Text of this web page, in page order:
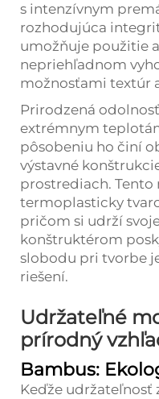
s intenzívnym
rozhodujúca
umožňuje použitie
nepriehľadnom
možnosťami textúr
Prirodzená
extrémnym
pôsobeniu ho činí
výstavné
prostrediach.
termoplasticky
pričom si udrží
konštruktérom
slobodu pri tvorbe
riešení.
Udržateľné
prírodný
Bambus:
Keďže udržateľnosť